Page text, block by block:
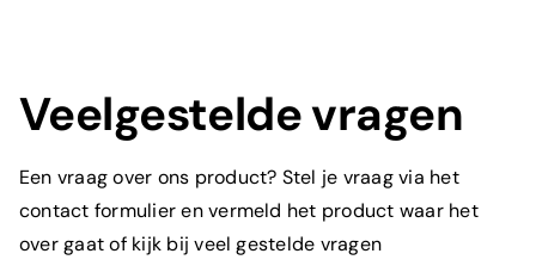
Veelgestelde vragen
Een vraag over ons product? Stel je vraag via het
contact formulier en vermeld het product waar het
over gaat of kijk bij veel gestelde vragen